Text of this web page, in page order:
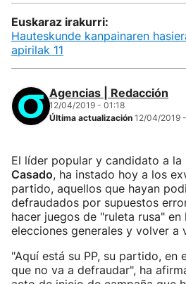
Euskaraz irakurri:
Hauteskunde kanpainaren
apirilak 11
Agencias | Redacción
12/04/2019 - 01:18
Última actualización 12/04/2019
El líder popular y candidato a la
Casado, ha instado hoy a los
partido, aquellos que hayan
defraudados por supuestos
hacer juegos de "ruleta rusa" en
elecciones generales y volver a
"Aquí está su PP, su partido, en
que no va a defraudar", ha